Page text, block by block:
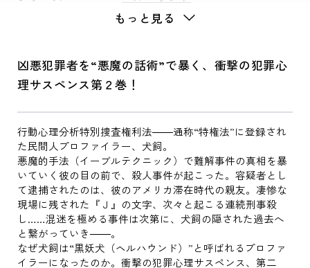
もっと見る
凶悪犯罪者を“悪魔の話術”で暴く、衝撃の犯罪心
理サスペンス第２巻！
行動心理分析特別捜査権利法――通称“特権法”に登録され
た民間人プロファイラー、犬飼。
悪魔的手法（イーブルテクニック）で難解事件の真相を暴
いていく彼の目の前で、殺人事件が起こった。容疑者とし
て逮捕されたのは、彼のアメリカ滞在時代の親友。凄惨な
現場に残された『Ｊ』の文字、次々と起こる連続刑事殺
し……混迷を極める事件は次第に、犬飼の隠された過去へ
と繋がっていき――。
なぜ犬飼は“黒妖犬（ヘルハウンド）”と呼ばれるプロファ
イラーになったのか。衝撃の犯罪心理サスペンス、第二